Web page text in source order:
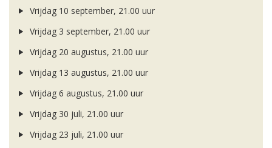
Vrijdag 10 september, 21.00 uur
Vrijdag 3 september, 21.00 uur
Vrijdag 20 augustus, 21.00 uur
Vrijdag 13 augustus, 21.00 uur
Vrijdag 6 augustus, 21.00 uur
Vrijdag 30 juli, 21.00 uur
Vrijdag 23 juli, 21.00 uur